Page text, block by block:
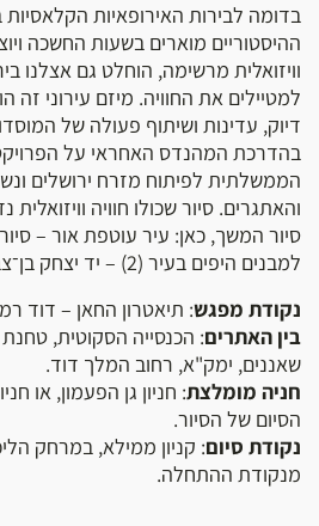
בדומה לבירות האירופאיות הקלאסיות
ההיסטוריים מוארים בשעות החשכה
וויזואלית מרשימה, הוחלט גם אצלנו
למטיילים את החוויה. מיזם עירוני זה
דיוק, עדינות ושיתוף פעולה של
בהדרכת המהנדס האחראי על
הממשלתית לפיתוח מזרח ירושלים
והאתגרים. סיור שכולו חוויה וויזואלית
סיור המשך, כאן: עיר עוטפת אור –
למבנים היפים בעיר (2) – יד יצחק בן־צבי
נקודת מפגש: תיאטרון החאן – דוד רמז
בין האתרים: הכנסייה הסקוטית,
שאננים, ימק"א, רחוב המלך דוד.
חניה מומלצת: חניון גן הפעמון, או
הסיום של הסיור.
נקודת סיום
מנקודת ההתחלה.